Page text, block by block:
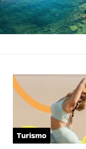
Turismo